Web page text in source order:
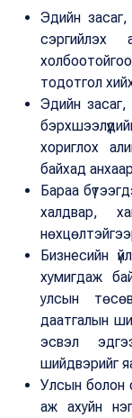
Эдийн засаг,
сэргийлэх
тодотгол
Эдийн засаг,
хориглох
байхад
Бараа
халдвар,
Бизнесийн
хумигдаж
улсын
даатгалын
эсвэл
шийдвэрийг
Улсын болон
аж ахуйн